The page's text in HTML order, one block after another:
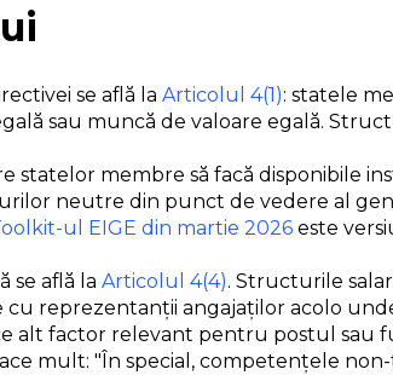
se află la Articolul 4(1): statele
sau muncă de valoare egală.
statelor membre să facă disponibile
neutre din punct de vedere al
ul EIGE din martie 2026 este
se află la Articolul 4(4). Structurile
reprezentanții angajaților acolo
alt factor relevant pentru postul sau
mult: "În special, competențele